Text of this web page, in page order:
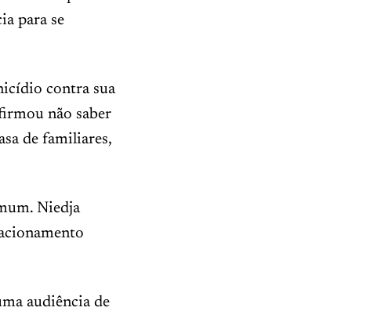
para se
contra sua
não saber
de familiares,
Niedja
audiência de